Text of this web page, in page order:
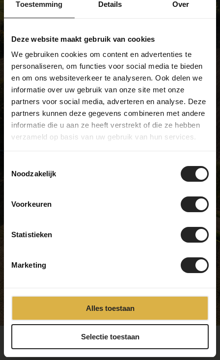
Toestemming Details Over
Deze website maakt gebruik van cookies
We gebruiken cookies om content en advertenties te
personaliseren, om functies voor social media te bieden
en om ons websiteverkeer te analyseren. Ook delen we
informatie over uw gebruik van onze site met onze
partners voor social media, adverteren en analyse. Deze
partners kunnen deze gegevens combineren met andere
informatie die u aan ze heeft verstrekt of die ze hebben
verzameld op basis van uw gebruik van hun services.
Noodzakelijk
Voorkeuren
Statistieken
Marketing
Alles toestaan
Selectie toestaan
passion for bicycles. Visit our
showroom and discover it for
yourself!
BikeSuperior
De Joncheerelaan 25
7441 HA Nijverdal
Opening hours
Wednesday
Friday
085-4866235